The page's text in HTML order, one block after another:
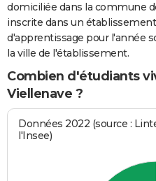
domiciliée dans la commune
inscrite dans un
d'apprentissage pour l'année
la ville de l'établissement.
Combien d'étudiants
Viellenave ?
Données 2022 (source :
l'Insee)